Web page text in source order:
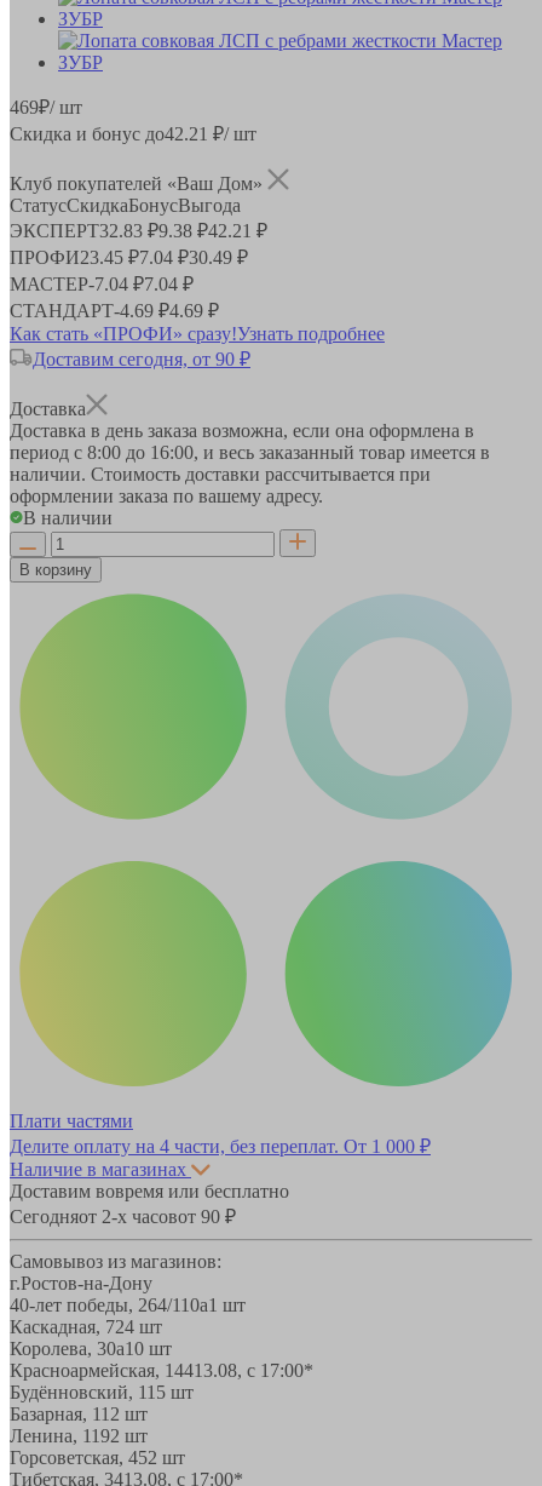
469₽/ шт
Скидка и бонус до42.21 ₽/ шт
Клуб покупателей «Ваш Дом»
СтатусСкидкаБонусВыгода
ЭКСПЕРТ32.83 ₽9.38 ₽42.21 ₽
ПРОФИ23.45 ₽7.04 ₽30.49 ₽
МАСТЕР-7.04 ₽7.04 ₽
СТАНДАРТ-4.69 ₽4.69 ₽
Как стать «ПРОФИ» сразу!Узнать подробнее
Доставим сегодня, от 90 ₽
Доставка
Доставка в день заказа возможна, если она оформлена в
период с 8:00 до 16:00, и весь заказанный товар имеется в
наличии. Стоимость доставки рассчитывается при
оформлении заказа по вашему адресу.
В наличии
В корзину
Плати частями
Делите оплату на 4 части, без переплат. От 1 000 ₽
Наличие в магазинах
Доставим вовремя или бесплатно
Сегодняот 2-х часовот 90 ₽
Самовывоз из магазинов:
г.Ростов-на-Дону
40-лет победы, 264/110а1 шт
Каскадная, 724 шт
Королева, 30а10 шт
Красноармейская, 14413.08, с 17:00*
Будённовский, 11 5 шт
Базарная, 11 2 шт
Ленина, 1192 шт
Горсоветская, 452 шт
Тибетская, 3413.08, с 17:00*